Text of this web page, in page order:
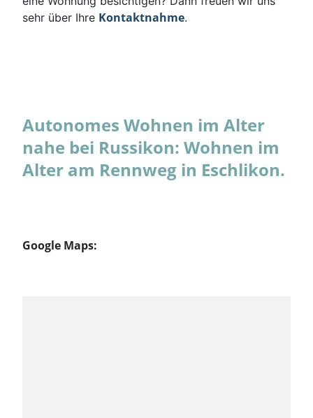
sehr über Ihre Kontaktnahme.
Autonomes Wohnen im Alter
nahe bei Russikon: Wohnen im
Alter am Rennweg in Eschlikon.
Google Maps: